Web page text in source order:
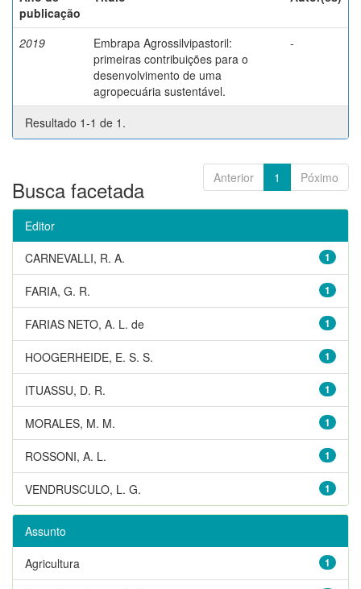
publicação
2019
Embrapa Agrossilvipastoril:
primeiras contribuições para o
desenvolvimento de uma
agropecuária sustentável.
-
Resultado 1-1 de 1.
Anterior 1 Póximo
Busca facetada
Editor
1
CARNEVALLI, R. A.
1
FARIA, G. R.
1
FARIAS NETO, A. L. de
1
HOOGERHEIDE, E. S. S.
1
ITUASSU, D. R.
1
MORALES, M. M.
1
ROSSONI, A. L.
1
VENDRUSCULO, L. G.
Assunto
1
Agricultura